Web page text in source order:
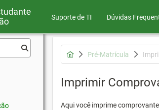
Suporte de TI Dúvidas
Pré-Matrícula
Imprimir
Aqui você imprime